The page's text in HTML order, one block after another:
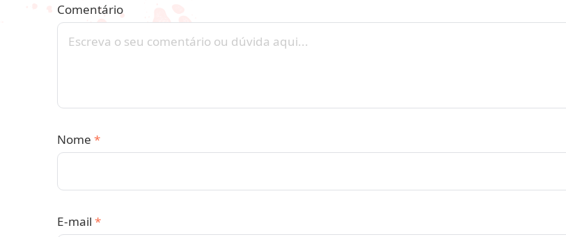
Comentário
Nome *
E-mail *